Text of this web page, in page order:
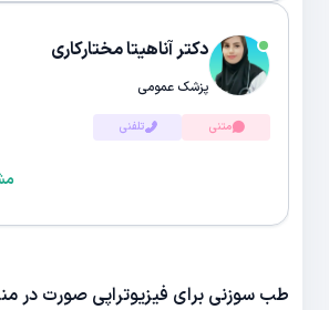
دکتر آناهیتا مختارکاری
پزشک عمومی
متنی تلفنی
طب سوزنی برای فیزیوتراپی صورت در